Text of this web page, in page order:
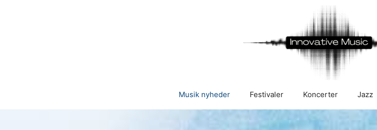
Musik nyheder Festivaler Koncerter Jazz